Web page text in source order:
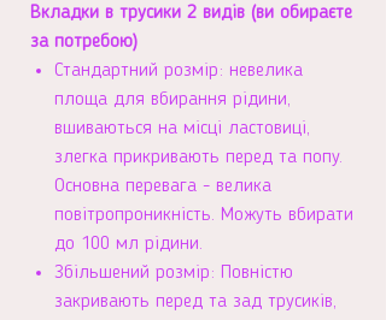
Вкладки в трусики 2 видів (ви обираєте
за потребою)
Стандартний розмір: невелика
площа для вбирання рідини,
вшиваються на місці ластовиці,
злегка прикривають перед та попу.
Основна перевага - велика
повітропроникність. Можуть вбирати
до 100 мл рідини.
Збільшений розмір: Повністю
закривають перед та зад трусиків,